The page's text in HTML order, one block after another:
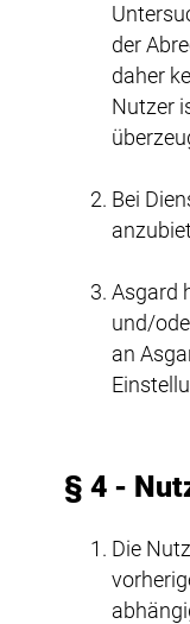
der
daher
Nutzer
Bei
Asgard
und/
an
§ 4 -
Die